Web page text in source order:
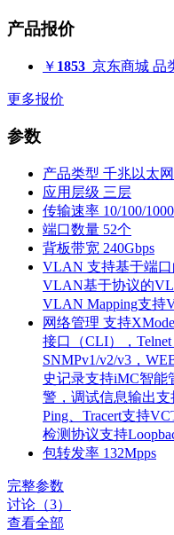
产品报价
￥ 1853 京东商城 品
更多报价
参数
产品类型 千兆以太
应用层级 三层
传输速率 10/100/
端口数量 52个
背板带宽 240Gbps
VLAN 支持基于端
VLAN基于协议的
VLAN Mapping支持
网络管理 支持
接口（CLI），
SNMPv1/v2/v3，
史记录支持iMC智能
警，调试信息输出支
Ping、Tracert支持
检测协议支持
包转发率 132Mpps
完整参数
讨论（3）
查看全部